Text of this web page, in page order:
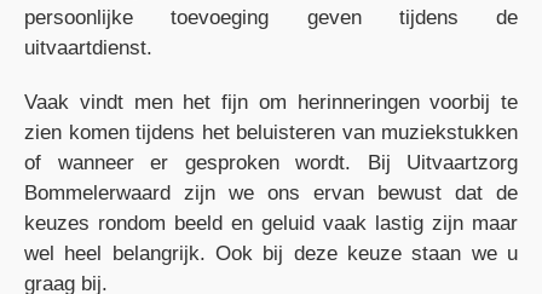
persoonlijke toevoeging geven tijdens de
uitvaartdienst.
Vaak vindt men het fijn om herinneringen voorbij te
zien komen tijdens het beluisteren van muziekstukken
of wanneer er gesproken wordt. Bij Uitvaartzorg
Bommelerwaard zijn we ons ervan bewust dat de
keuzes rondom beeld en geluid vaak lastig zijn maar
wel heel belangrijk. Ook bij deze keuze staan we u
graag bij.